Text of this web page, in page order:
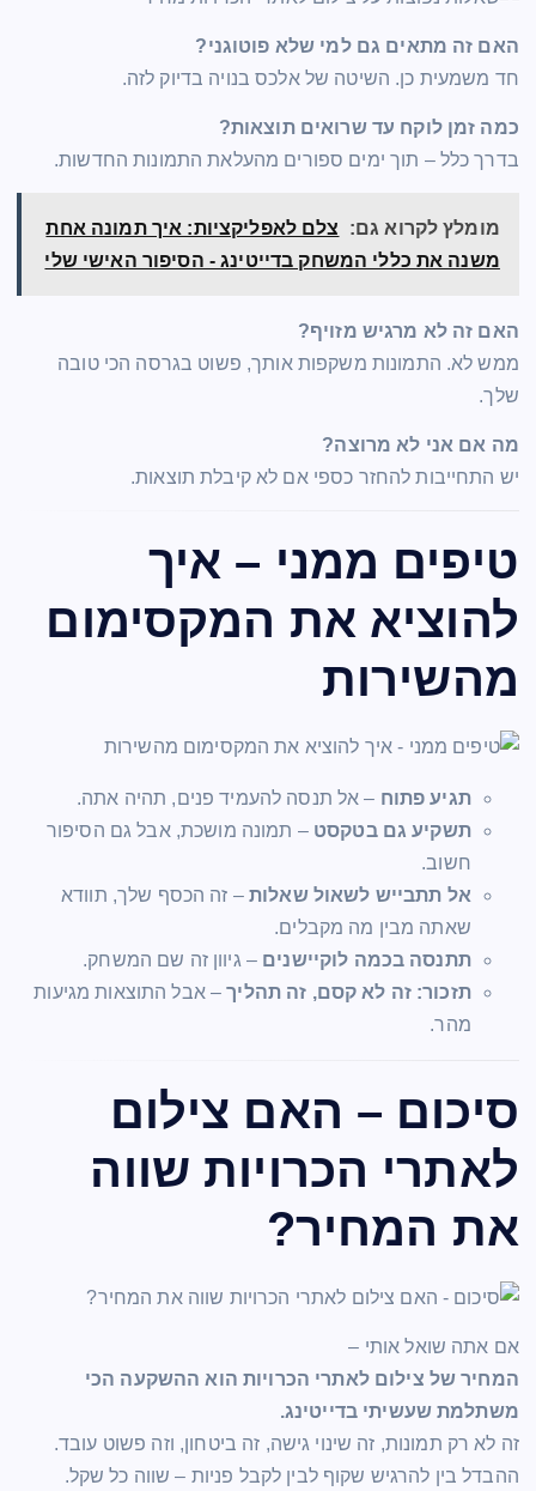
האם זה מתאים גם למי שלא פוטוגני?
חד משמעית כן. השיטה של אלכס בנויה בדיוק לזה.
כמה זמן לוקח עד שרואים תוצאות?
בדרך כלל – תוך ימים ספורים מהעלאת התמונות החדשות.
מומלץ לקרוא גם:
צלם לאפליקציות: איך תמונה אחת
משנה את כללי המשחק בדייטינג - הסיפור האישי שלי
האם זה לא מרגיש מזויף?
ממש לא. התמונות משקפות אותך, פשוט בגרסה הכי טובה
שלך.
מה אם אני לא מרוצה?
יש התחייבות להחזר כספי אם לא קיבלת תוצאות.
טיפים ממני – איך
להוציא את המקסימום
מהשירות
תגיע פתוח – אל תנסה להעמיד פנים, תהיה אתה.
תשקיע גם בטקסט – תמונה מושכת, אבל גם הסיפור
חשוב.
אל תתבייש לשאול שאלות – זה הכסף שלך, תוודא
שאתה מבין מה מקבלים.
תתנסה בכמה לוקיישנים – גיוון זה שם המשחק.
תזכור: זה לא קסם, זה תהליך– אבל התוצאות מגיעות
מהר.
סיכום – האם צילום
לאתרי הכרויות שווה
את המחיר?
אם אתה שואל אותי –
המחיר של צילום לאתרי הכרויות הוא ההשקעה הכי
משתלמת שעשיתי בדייטינג.
זה לא רק תמונות, זה שינוי גישה, זה ביטחון, וזה פשוט עובד.
ההבדל בין להרגיש שקוף לבין לקבל פניות – שווה כל שקל.